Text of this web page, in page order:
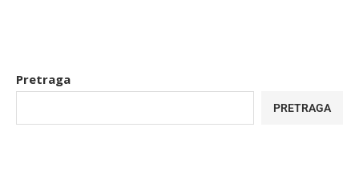
Pretraga
PRETRAGA